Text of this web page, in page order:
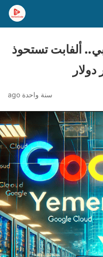
ألفابت تستحوذ
سنة واحدة ago